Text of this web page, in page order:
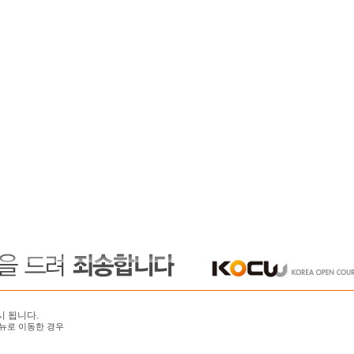
됩니다.
로 이동한 경우